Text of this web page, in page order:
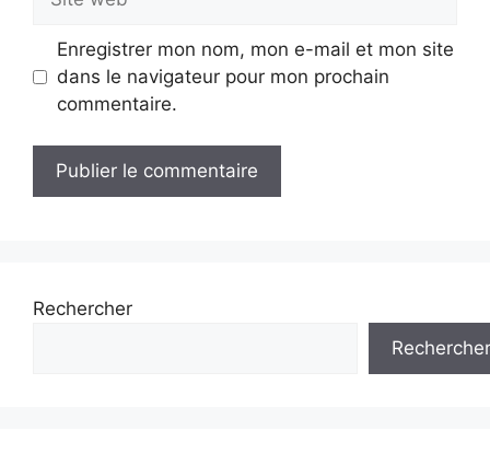
web
Enregistrer mon nom, mon e-mail et mon site
dans le navigateur pour mon prochain
commentaire.
Rechercher
Rechercher